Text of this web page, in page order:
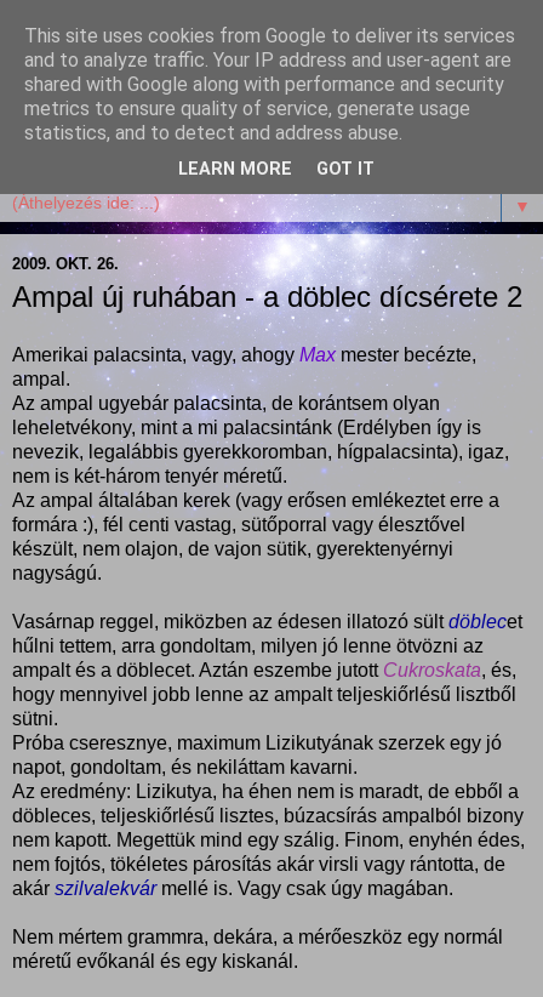
Garffyka
Szösszenetek a konyhámból, az életemből. Mosollyal,
receptekkel, vidámsággal, marcipánnal, csokival.
▼
2009. OKT. 26.
Ampal új ruhában - a döblec dícsérete 2
Amerikai palacsinta, vagy, ahogy Maxmester becézte,
ampal.
Az ampal ugyebár palacsinta, de korántsem olyan
leheletvékony, mint a mi palacsintánk (Erdélyben így is
nevezik, legalábbis gyerekkoromban, hígpalacsinta), igaz,
nem is két-három tenyér méretű.
Az ampal általában kerek (vagy erősen emlékeztet erre a
formára :), fél centi vastag, sütőporral vagy élesztővel
készült, nem olajon, de vajon sütik, gyerektenyérnyi
nagyságú.
Vasárnap reggel, miközben az édesen illatozó sültdöblecet
hűlni tettem, arra gondoltam, milyen jó lenne ötvözni az
ampalt és a döblecet. Aztán eszembe jutott Cukroskata, és,
hogy mennyivel jobb lenne az ampalt teljeskiőrlésű lisztből
sütni.
Próba cseresznye, maximum Lizikutyának szerzek egy jó
napot, gondoltam, és nekiláttam kavarni.
Az eredmény: Lizikutya, ha éhen nem is maradt, de ebből a
döbleces, teljeskiőrlésű lisztes, búzacsírás ampalból bizony
nem kapott. Megettük mind egy szálig. Finom, enyhén édes,
nem fojtós, tökéletes párosítás akár virsli vagy rántotta, de
akár szilvalekvármellé is. Vagy csak úgy magában.
Nem mértem grammra, dekára, a mérőeszköz egy normál
méretű evőkanál és egy kiskanál.
This site uses cookies from Google to deliver its services
and to analyze traffic. Your IP address and user-agent are
shared with Google along with performance and security
metrics to ensure quality of service, generate usage
statistics, and to detect and address abuse.
LEARN MORE GOT IT